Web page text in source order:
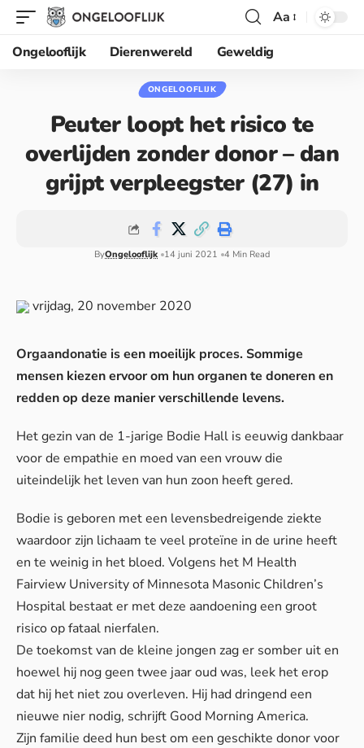
Aa
Ongelooflijk
Dierenwereld Geweldig
ONGELOOFLIJK
Peuter loopt het risico te
overlijden zonder donor – dan
grijpt verpleegster (27) in
ByOngelooflijk 14 juni 2021 4 Min Read
vrijdag, 20 november 2020
Orgaandonatie is een moeilijk proces. Sommige
mensen kiezen ervoor om hun organen te doneren en
redden op deze manier verschillende levens.
Het gezin van de 1-jarige Bodie Hall is eeuwig dankbaar
voor de empathie en moed van een vrouw die
uiteindelijk het leven van hun zoon heeft gered.
Bodie is geboren met een levensbedreigende ziekte
waardoor zijn lichaam te veel proteïne in de urine heeft
en te weinig in het bloed. Volgens het M Health
Fairview University of Minnesota Masonic Children’s
Hospital bestaat er met deze aandoening een groot
risico op fataal nierfalen.
De toekomst van de kleine jongen zag er somber uit en
hoewel hij nog geen twee jaar oud was, leek het erop
dat hij het niet zou overleven. Hij had dringend een
nieuwe nier nodig, schrijft Good Morning America.
Zijn familie deed hun best om een geschikte donor voor